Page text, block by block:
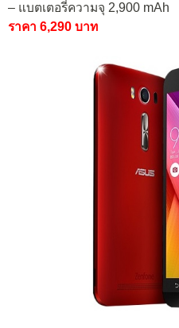
– แบตเตอรี่ความจุ 2,900 mAh
ราคา 6,290 บาท